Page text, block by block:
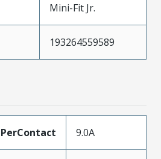
Mini-Fit Jr.
193264559589
9.0A